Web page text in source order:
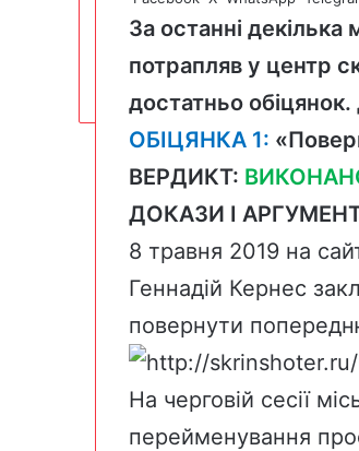
За останні декілька
потрапляв у центр
достатньо
ОБІЦЯНКА 1:
ВЕРДИКТ:
ДОКАЗИ І
8 травня 2019 на
Геннадій Кернес
повернути
На черговій сесії
перейменування